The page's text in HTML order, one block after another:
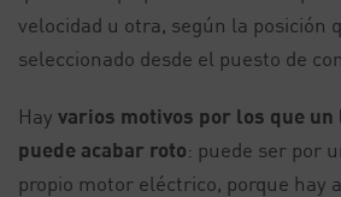
velocidad u otra, según la posición
seleccionado desde el puesto de
Hay varios motivos por los que
puede acabar roto: puede ser por
propio motor eléctrico, porque hay